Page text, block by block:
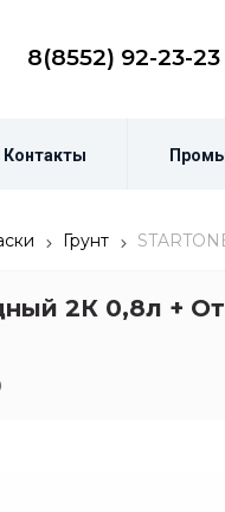
8(8552) 92-23-23
Контакты
Грунт
2К 0,8л +